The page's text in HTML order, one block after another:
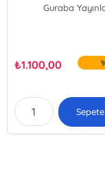
Guraba
₺1.100,00